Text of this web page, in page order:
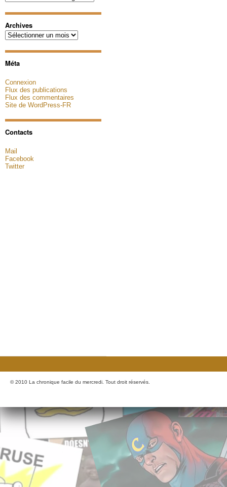
Archives
Archives
Méta
Connexion
Flux des publications
Flux des commentaires
Site de WordPress-FR
Contacts
Mail
Facebook
Twitter
© 2010 La chronique facile du mercredi. Tout droit réservés.